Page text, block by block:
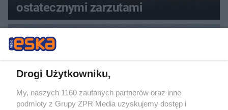
ostatecznymi zarzutami
Drogi Użytkowniku,
My, naszych 1160 zaufanych partnerów oraz inne
podmioty z Grupy ZPR Media uzyskujemy dostęp i